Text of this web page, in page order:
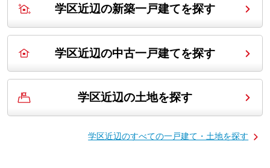
学区近辺の新築一戸建てを探す
学区近辺の中古一戸建てを探す
学区近辺の土地を探す
学区近辺のすべての一戸建て・土地を探す